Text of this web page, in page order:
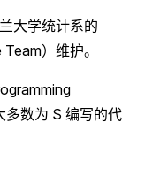
大学统计系的
）维护。
多数为 S 编写的代